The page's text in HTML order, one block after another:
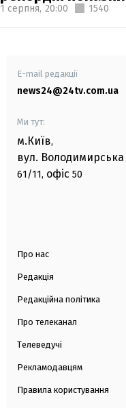
1 серпня, 20:00 1540
E-mail редакції
news24@24tv.com.ua
Ми тут:
м.Київ,
вул. Володимирська
61/11, офіс 50
Про нас
Редакція
Редакційна політика
Про телеканал
Телеведучі
Рекламодавцям
Правила користування